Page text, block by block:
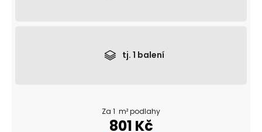
tj. 1 balení
Za 1 m² podlahy
801 Kč